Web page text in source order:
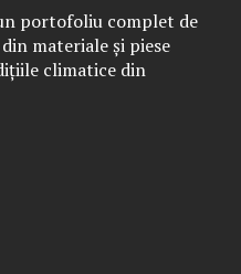
portofoliu complet de
materiale și piese
climatice din